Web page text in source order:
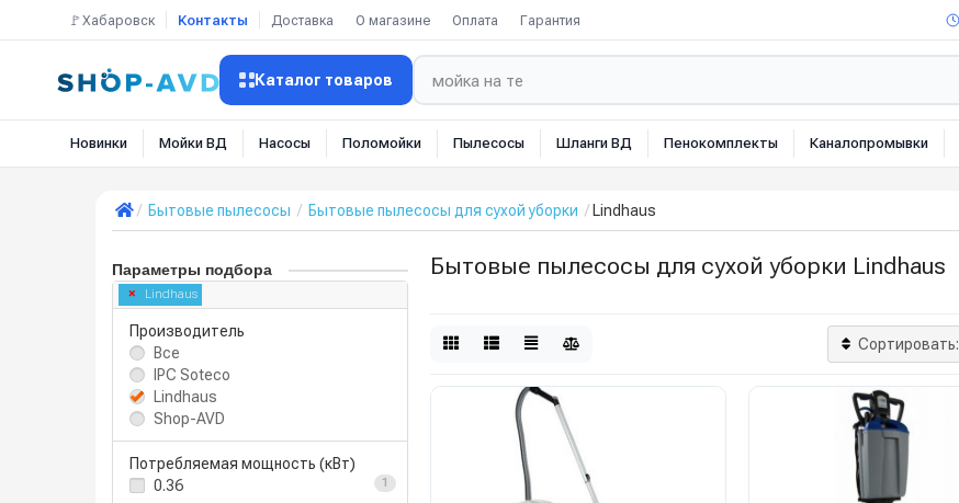
🚩Хабаровск Контакты Доставка О магазине Оплата Гарантия
Каталог товаров
Новинки Мойки ВД Насосы Поломойки Пылесосы Шланги ВД Пенокомплекты Каналопромывки
Бытовые пылесосы Бытовые пылесосы для сухой уборки Lindhaus
Параметры подбора
Lindhaus
Производитель
Все
IPC Soteco
Lindhaus
Shop-AVD
Потребляемая мощность (кВт)
0.36
1
Бытовые пылесосы для сухой уборки Lindhaus
Сортировать: